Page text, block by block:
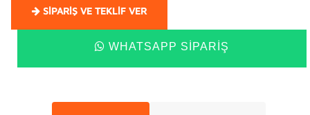
SIPARIŞ VE TEKLIF VER
WHATSAPP SIPARIŞ